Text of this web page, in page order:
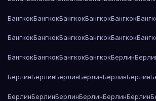
БангкокБангкокБангкокБангкокБангкок
БангкокБангкокБангкокБангкокБангкок
БангкокБангкокБангкокБангкокБерлин
БерлинБерлинБерлинБерлинБерлинБерлин
БерлинБерлинБерлинБерлинБерлинБерлин